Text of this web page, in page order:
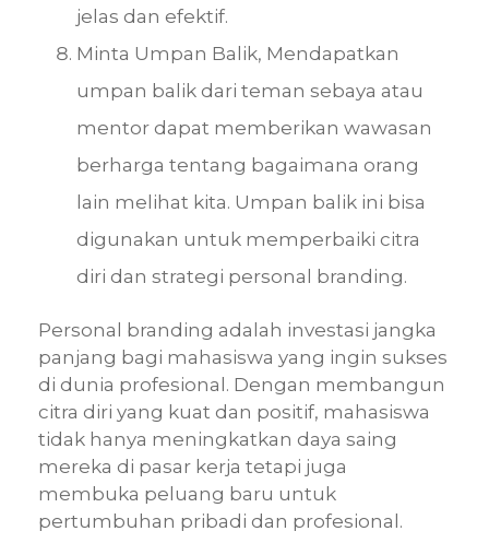
jelas dan efektif.
Minta Umpan Balik, Mendapatkan
umpan balik dari teman sebaya atau
mentor dapat memberikan wawasan
berharga tentang bagaimana orang
lain melihat kita. Umpan balik ini bisa
digunakan untuk memperbaiki citra
diri dan strategi personal branding.
Personal branding adalah investasi jangka
panjang bagi mahasiswa yang ingin sukses
di dunia profesional. Dengan membangun
citra diri yang kuat dan positif, mahasiswa
tidak hanya meningkatkan daya saing
mereka di pasar kerja tetapi juga
membuka peluang baru untuk
pertumbuhan pribadi dan profesional.